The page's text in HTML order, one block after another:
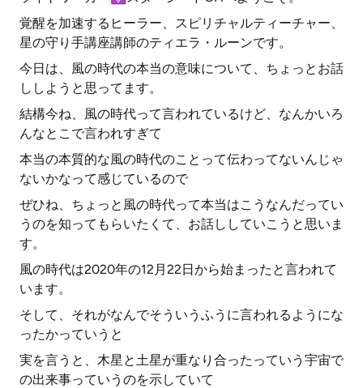
覚醒を加速するヒーラー、スピリチャルティーチャー、
星の守り手講座講師のティエラ・ルーンです。
今日は、風の時代の本当の意味について、ちょっとお話
ししようと思ってます。
結構今ね、風の時代って言われているけど、なんかいろ
んなとこで言われすぎて
本当の本質的な風の時代のことって伝わってないんじゃ
ないかなって感じているので
ぜひね、ちょっと風の時代って本当はこうなんだってい
うのを知ってもらいたくて、お話ししていこうと思いま
す。
風の時代は2020年の12月22日から始まったと言われて
います。
そして、それがなんでそういうふうに言われるようにな
ったかっていうと
実を言うと、木星と土星が重なり合ったっていう宇宙で
の出来事っていうのを示していて